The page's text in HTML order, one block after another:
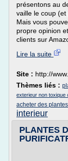
présentons au
vaille le coup (et
Mais vous
propre opinion
clients sur
Lire la suite
Site : http://
Thèmes liés :
exterieur non toxique
acheter des
interieur
PLANTES